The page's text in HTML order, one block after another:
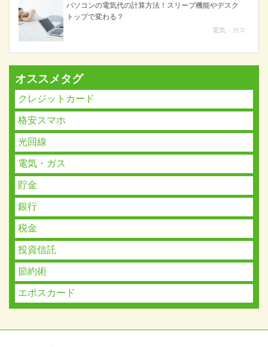
パソコンの電気代の計算方法！スリープ機能やデスク
トップで変わる？
電気・ガス
オススメタグ
クレジットカード
格安スマホ
光回線
電気・ガス
貯金
銀行
税金
投資信託
節約術
エポスカード